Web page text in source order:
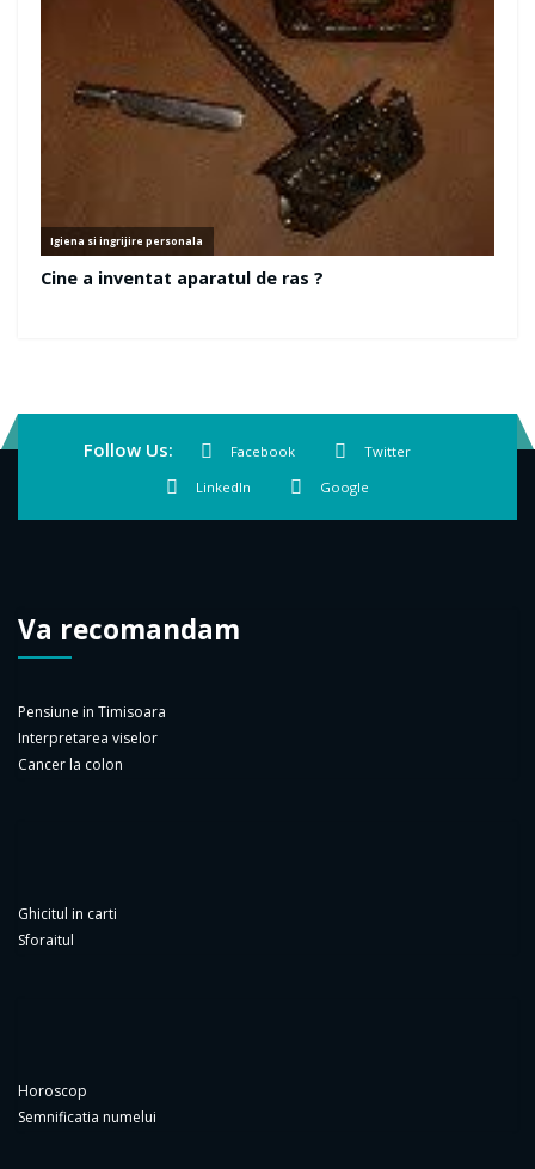
Follow Us: Facebook Twitter
LinkedIn Google
Va recomandam
Pensiune in Timisoara
Interpretarea viselor
Cancer la colon
Ghicitul in carti
Sforaitul
Horoscop
Semnificatia numelui